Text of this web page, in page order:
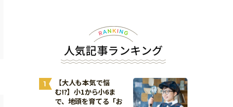
人気記事ランキング
1
【大人も本気で悩
む!?】小1から小6ま
で、地頭を育てる「お